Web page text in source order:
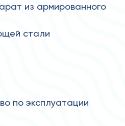
из армированного
стали
по эксплуатации